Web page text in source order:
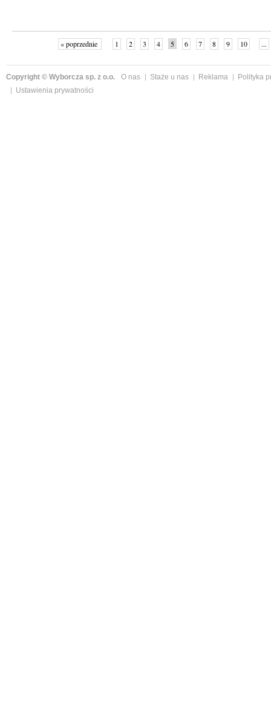
« poprzednie 1 2 3 4 5 6 7 8 9 10 ...
Copyright © Wyborcza sp. z o.o. O nas Staże u nas Reklama
Polityka
Ustawienia prywatności